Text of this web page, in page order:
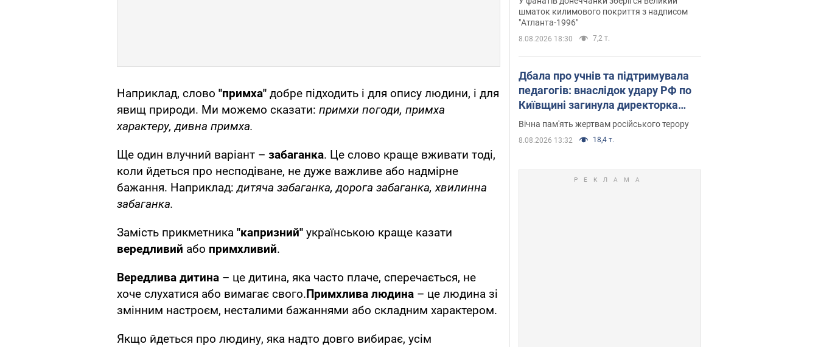
Наприклад, слово "примха" добре підходить і для опису людини, і для
явищ природи. Ми можемо сказати: примхи погоди, примха
характеру, дивна примха.
Ще один влучний варіант – забаганка. Це слово краще вживати тоді,
коли йдеться про несподіване, не дуже важливе або надмірне
бажання. Наприклад:дитяча забаганка, дорога забаганка, хвилинна
забаганка.
Замість прикметника "капризний" українською краще казати
вередливий або примхливий.
Вередлива дитина – це дитина, яка часто плаче, сперечається, не
хоче слухатися або вимагає свого.Примхлива людина – це людина зі
змінним настроєм, несталими бажаннями або складним характером.
Якщо йдеться про людину, яка надто довго вибирає, усім
виграла "золото" Олімпіади
шматок килимового покриття з надписом
"Атланта-1996"
8.08.2026 18:30 7,2 т.
Дбала про учнів та підтримувала
педагогів: внаслідок удару РФ по
Київщині загинула директорка
київського ліцею, її чоловік та онук
Вічна пам'ять жертвам російського терору
8.08.2026 13:32 18,4 т.